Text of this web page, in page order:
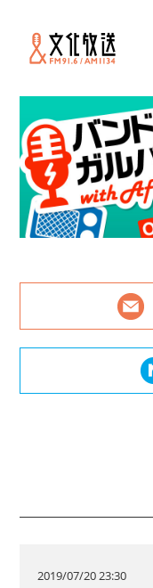
2019/07/20 23:30